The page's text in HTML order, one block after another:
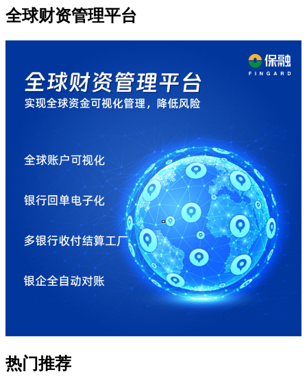
全球财资管理平台
热门推荐